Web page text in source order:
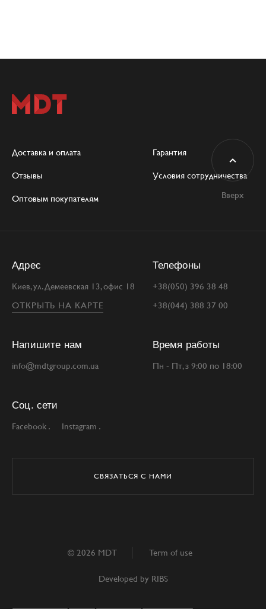
Доставка и оплата Гарантия
Отзывы Условия сотрудничества
Оптовым покупателям
Адрес
Киев, ул. Демеевская 13, офис 18
ОТКРЫТЬ НА КАРТЕ
Телефоны
+38(050) 396 38 48
+38(044) 388 37 00
Напишите нам
info@mdtgroup.com.ua
Время работы
Пн - Пт, з 9:00 по 18:00
Соц. сети
Facebook Instagram
СВЯЗАТЬСЯ С НАМИ
Вверх
© 2026 MDT Term of use
Developed by RIBS